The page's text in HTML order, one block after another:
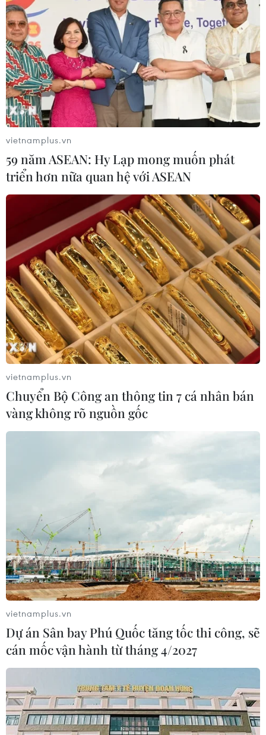
vietnamplus.vn
59 năm ASEAN: Hy Lạp mong muốn phát
triển hơn nữa quan hệ với ASEAN
vietnamplus.vn
Chuyển Bộ Công an thông tin 7 cá nhân bán
vàng không rõ nguồn gốc
vietnamplus.vn
Dự án Sân bay Phú Quốc tăng tốc thi công, sẽ
cán mốc vận hành từ tháng 4/2027